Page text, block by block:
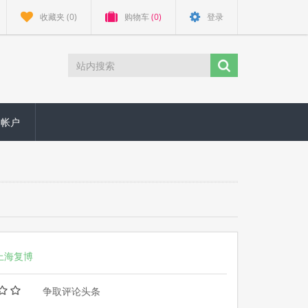
收藏夹 (0) 购物车(0) 登录
户
海复博
争取评论头条